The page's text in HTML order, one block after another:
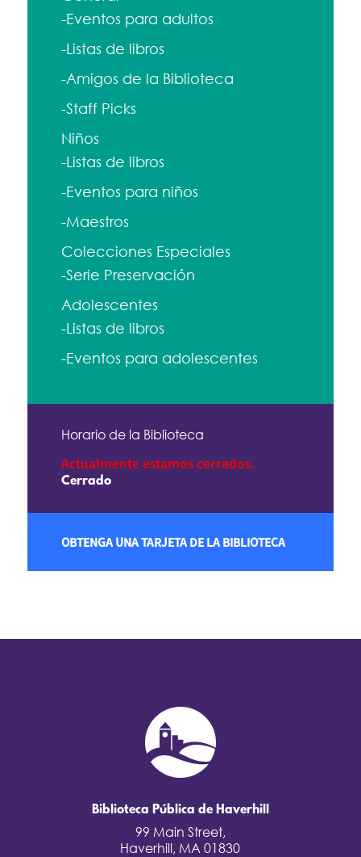
-Eventos para adultos
-Listas de libros
-Amigos de la Biblioteca
-Staff Picks
Niños
-Listas de libros
-Eventos para niños
-Maestros
Colecciones Especiales
-Serie Preservación
Adolescentes
-Listas de libros
-Eventos para adolescentes
Horario de la Biblioteca
Actualmente estamos cerrados.
Cerrado
OBTENGA UNA TARJETA DE LA BIBLIOTECA
Biblioteca Pública de Haverhill
99 Main Street,
Haverhill, MA 01830